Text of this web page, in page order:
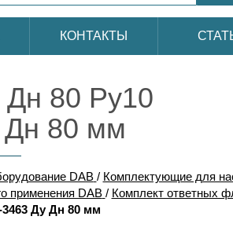
КОНТАКТЫ
Дн 80 Ру10
Дн 80 мм
DAB / Комплектующие для
применения DAB / Комплект ответных
3463 Ду Дн 80 мм